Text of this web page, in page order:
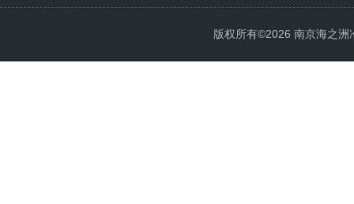
版权所有©2026 南京海之